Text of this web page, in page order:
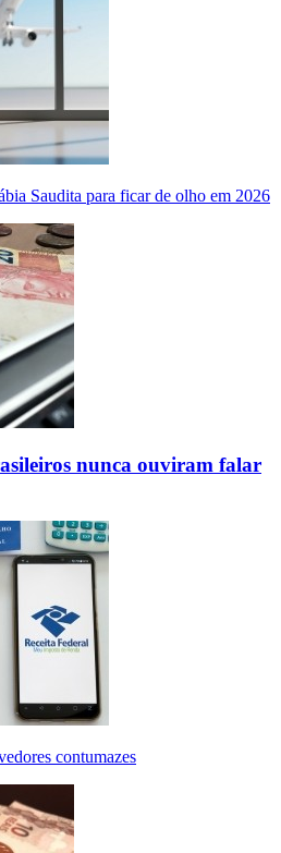
Saudita para ficar de olho em 2026
nunca ouviram falar
contumazes